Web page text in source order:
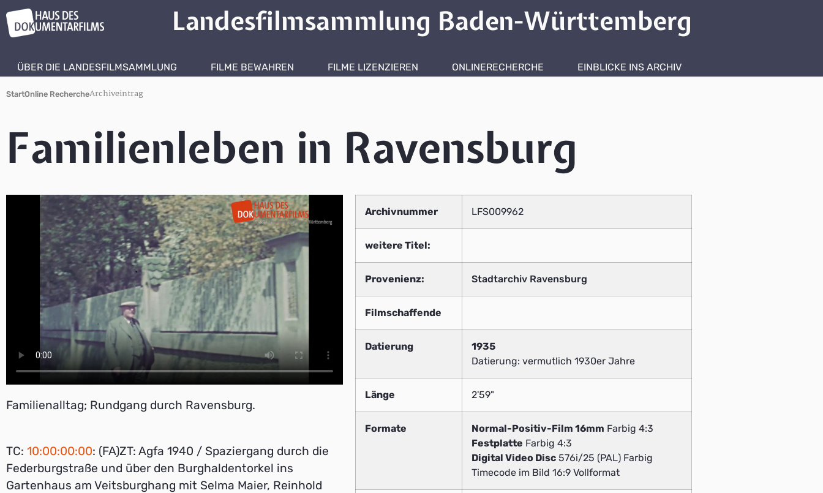
Landesfilmsammlung Baden-Württemberg
ÜBER DIE LANDESFILMSAMMLUNG FILME BEWAHREN FILME LIZENZIEREN ONLINERECHERCHE EINBLICKE INS ARCHIV
StartOnline RechercheArchiveintrag
Familienleben in Ravensburg
Familienalltag; Rundgang durch Ravensburg.
TC: 10:00:00:00: (FA)ZT: Agfa 1940 / Spaziergang durch die
Federburgstraße und über den Burghaldentorkel ins
Gartenhaus am Veitsburghang mit Selma Maier, Reinhold
Archivnummer LFS009962
weitere Titel:
Provenienz: Stadtarchiv Ravensburg
Filmschaffende
Datierung
1935
Datierung: vermutlich 1930er Jahre
Länge 2'59"
Formate Normal-Positiv-Film 16mm Farbig 4:3
Festplatte Farbig 4:3
Digital Video Disc 576i/25 (PAL) Farbig
Timecode im Bild 16:9 Vollformat